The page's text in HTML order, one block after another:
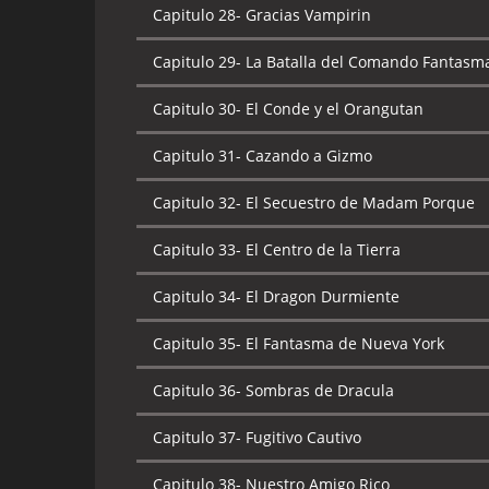
Capitulo 28- Gracias Vampirin
Capitulo 29- La Batalla del Comando
Capitulo 30- El Conde y el Orangutan
Capitulo 31- Cazando a Gizmo
Capitulo 32- El Secuestro de Madam Porque
Capitulo 33- El Centro de la Tierra
Capitulo 34- El Dragon Durmiente
Capitulo 35- El Fantasma de Nueva York
Capitulo 36- Sombras de Dracula
Capitulo 37- Fugitivo Cautivo
Capitulo 38- Nuestro Amigo Rico